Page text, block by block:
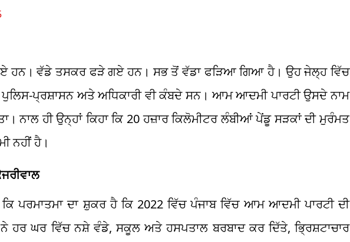
ਹਨ। ਵੱਡੇ ਤਸਕਰ ਫੜੇ ਗਏ ਹਨ। ਸਭ ਤੋਂ ਵੱਡਾ ਫੜਿਆ ਗਿਆ ਹੈ। ਉਹ ਜੇਲ੍ਹ ਵਿੱਚ
ਪ੍ਰਸ਼ਾਸਨ ਅਤੇ ਅਧਿਕਾਰੀ ਵੀ ਕੰਬਦੇ ਸਨ। ਆਮ ਆਦਮੀ ਪਾਰਟੀ ਉਸਦੇ ਨਾਮ
ਨਾਲ ਹੀ ਉਨ੍ਹਾਂ ਕਿਹਾ ਕਿ 20 ਹਜ਼ਾਰ ਕਿਲੋਮੀਟਰ ਲੰਬੀਆਂ ਪੇਂਡੂ ਸੜਕਾਂ ਦੀ ਮੁਰੰਮਤ
ਨਹੀਂ ਹੈ।
ਪਰਮਾਤਮਾ ਦਾ ਸ਼ੁਕਰ ਹੈ ਕਿ 2022 ਵਿੱਚ ਪੰਜਾਬ ਵਿੱਚ ਆਮ ਆਦਮੀ ਪਾਰਟੀ ਦੀ
ਹਰ ਘਰ ਵਿੱਚ ਨਸ਼ੇ ਵੰਡੇ, ਸਕੂਲ ਅਤੇ ਹਸਪਤਾਲ ਬਰਬਾਦ ਕਰ ਦਿੱਤੇ, ਭ੍ਰਿਸ਼ਟਾਚਾਰ